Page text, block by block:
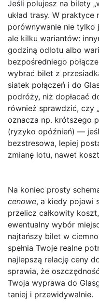
Jeśli polujesz na bilety
układ trasy. W praktyce
porównywanie nie tylko
ale kilku wariantów:
godziną odlotu albo
bezpośredniego
wybrać bilet z
siatek połączeń i do
podróży, niż dopłacać
również sprawdzić, czy
oznacza np. krótszego
(ryzyko opóźnień) —
bezstresowa, lepiej
zmianę lotu, nawet
Na koniec prosty
cenowe, a kiedy pojawi
przelicz całkowity
ewentualny wybór
najtańszy bilet w
spełnia Twoje realne
najlepszą relację ceny
sprawia, że
Twoja wyprawa do
taniej i przewidywalnie.